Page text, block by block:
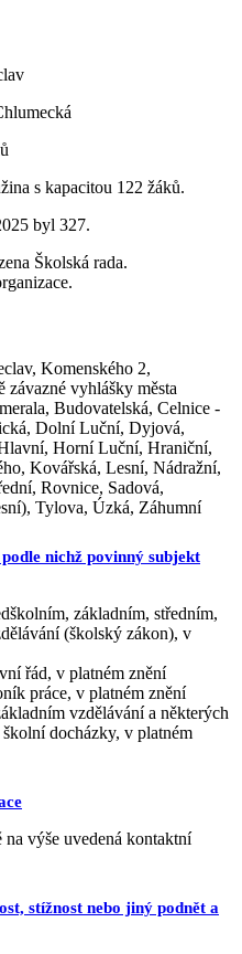
s kapacitou 122 žáků.
byl 327.
Školská rada.
Komenského 2,
závazné vyhlášky města
Budovatelská, Celnice -
Dolní Luční, Dyjová,
Horní Luční, Hraniční,
Kovářská, Lesní, Nádražní,
Rovnice, Sadová,
Tylova, Úzká, Záhumní
nichž povinný subjekt
základním, středním,
(školský zákon), v
řád, v platném znění
práce, v platném znění
vzdělávání a některých
docházky, v platném
výše uvedená kontaktní
stížnost nebo jiný podnět a